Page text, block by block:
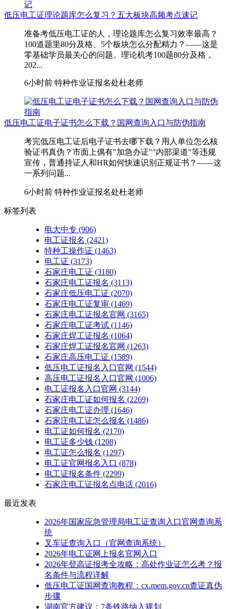
低压电工证理论题库怎么复习？五大板块高频考点速记
准备考低压电工证的人，理论题库怎么复习效率最高？
100道题里80分及格、5个板块怎么分配精力？——这是
零基础学员最关心的问题。理论机考100题80分及格，
202...
6小时前 特种作业证报名处杜老师
低压电工证电子证书怎么下载？国网查询入口与防伪指南
考完低压电工证后电子证书去哪下载？用人单位怎么核
验证书真伪？市面上偶有"加急办证""内部渠道"等违规
宣传，普通持证人和HR如何快速识别正规证书？——这
一系列问题...
6小时前 特种作业证报名处杜老师
标签列表
电大中专 (906)
电工证报名 (2421)
特种工操作证 (1463)
电工证 (3173)
石家庄电工证 (3180)
石家庄电工证报名 (3113)
石家庄低压电工证 (2070)
石家庄电工证复审 (1469)
石家庄电工证报名官网 (3165)
石家庄电工证考试 (1146)
石家庄焊工证报名 (1064)
石家庄焊工证报名官网 (1263)
石家庄高压电工证 (1589)
低压电工证报名入口官网 (1544)
高压电工证报名入口官网 (1006)
电工证报名入口官网 (3144)
石家庄电工证如何报名 (2269)
石家庄电工证办理 (1646)
石家庄电工证怎么报名 (1486)
电工证如何报名 (2170)
电工证多少钱 (1208)
电工证怎么报名 (1297)
电工证官网报名入口 (878)
电工证报名条件 (2299)
石家庄电工证报名点电话 (2016)
最近发表
2026年国家应急管理局电工证查询入口官网查询系
统
叉车证查询入口（官网查询系统）
2026年电工证网上报名官网入口
2026年登高证报考全攻略：高处作业证怎么考？报
名条件与流程详解
低压电工证国网查询教程：cx.mem.gov.cn查证真伪
步骤
湖南官方建议：7条铁路纳入规划